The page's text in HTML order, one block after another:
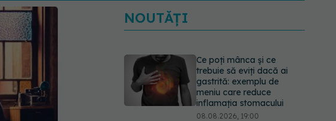
NOUTĂȚI
Ce poți mânca și ce
trebuie să eviți dacă ai
gastrită: exemplu de
meniu care reduce
inflamația stomacului
08.08.2026, 19:00